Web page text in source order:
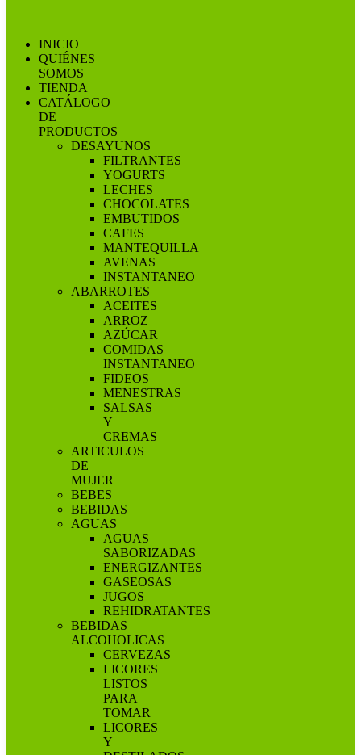
INICIO
QUIÉNES
SOMOS
TIENDA
CATÁLOGO
DE
PRODUCTOS
DESAYUNOS
FILTRANTES
YOGURTS
LECHES
CHOCOLATES
EMBUTIDOS
CAFES
MANTEQUILLA
AVENAS
INSTANTANEO
ABARROTES
ACEITES
ARROZ
AZÚCAR
COMIDAS
INSTANTANEO
FIDEOS
MENESTRAS
SALSAS
Y
CREMAS
ARTICULOS
DE
MUJER
BEBES
BEBIDAS
AGUAS
AGUAS
SABORIZADAS
ENERGIZANTES
GASEOSAS
JUGOS
REHIDRATANTES
BEBIDAS
ALCOHOLICAS
CERVEZAS
LICORES
LISTOS
PARA
TOMAR
LICORES
Y